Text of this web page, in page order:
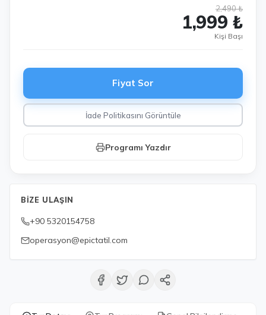
2,490 ₺
1,999 ₺
Kişi Başı
Fiyat Sor
İade Politikasını Görüntüle
Programı Yazdır
BIZE ULAŞIN
+90 5320154758
operasyon@epictatil.com